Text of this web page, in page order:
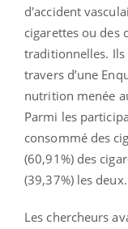
d'accident
cigarettes ou des
traditionnelles. Ils
travers d’une
nutrition menée
Parmi les
consommé des
(60,91%) des
(39,37%) les deux.
Les chercheurs